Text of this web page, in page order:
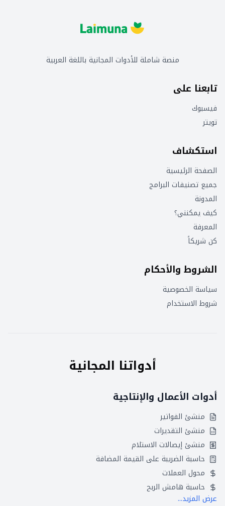
منصة شاملة للأدوات المجانية باللغة العربية
تابعنا على
فيسبوك
تويتر
استكشاف
الصفحة الرئيسية
جميع تصنيفات البرامج
المدونة
كيف يمكنني؟
المعرفة
كن شريكاً
الشروط والأحكام
سياسة الخصوصية
شروط الاستخدام
أدواتنا المجانية
أدوات الأعمال والإنتاجية
منشئ الفواتير
منشئ التقديرات
منشئ إيصالات الاستلام
حاسبة الضريبة على القيمة المضافة
محول العملات
حاسبة هامش الربح
عرض المزيد...